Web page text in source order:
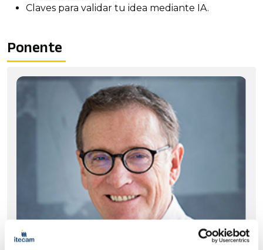
Claves para validar tu idea mediante IA.
Ponente